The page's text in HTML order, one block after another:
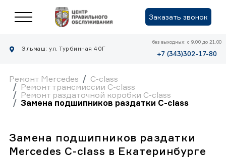
Заказать звонок
Эльмаш: ул. Турбинная 40Г
без выходных: с 9.00 до 21.00
+7 (343)302-17-80
Ремонт Mercedes
C-class
Ремонт трансмиссии C-class
Ремонт раздаточной коробки C-class
Замена подшипников раздатки C-class
Замена подшипников раздатки
Mercedes C-class в Екатеринбурге